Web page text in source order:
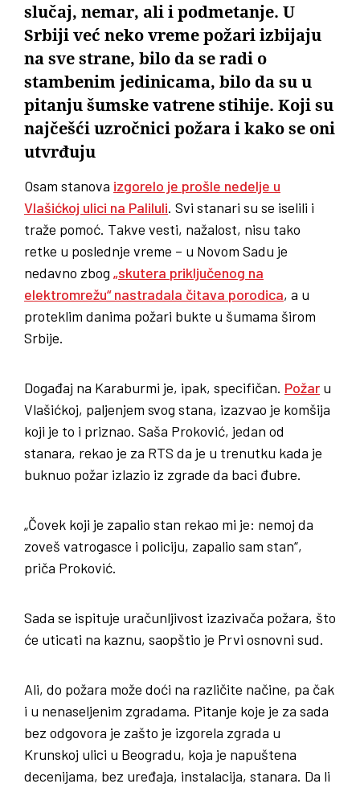
slučaj, nemar, ali i podmetanje. U
Srbiji već neko vreme požari izbijaju
na sve strane, bilo da se radi o
stambenim jedinicama, bilo da su u
pitanju šumske vatrene stihije. Koji su
najčešći uzročnici požara i kako se oni
utvrđuju
Osam stanova izgorelo je prošle nedelje u
Vlašićkoj ulici na Paliluli. Svi stanari su se iselili i
traže pomoć. Takve vesti, nažalost, nisu tako
retke u poslednje vreme – u Novom Sadu je
nedavno zbog „skutera priključenog na
elektromrežu“ nastradala čitava porodica, a u
proteklim danima požari bukte u šumama širom
Srbije.
Događaj na Karaburmi je, ipak, specifičan. Požar u
Vlašićkoj, paljenjem svog stana, izazvao je komšija
koji je to i priznao. Saša Proković, jedan od
stanara, rekao je za RTS da je u trenutku kada je
buknuo požar izlazio iz zgrade da baci đubre.
„Čovek koji je zapalio stan rekao mi je: nemoj da
zoveš vatrogasce i policiju, zapalio sam stan“,
priča Proković.
Sada se ispituje uračunljivost izazivača požara, što
će uticati na kaznu, saopštio je Prvi osnovni sud.
Ali, do požara može doći na različite načine, pa čak
i u nenaseljenim zgradama. Pitanje koje je za sada
bez odgovora je zašto je izgorela zgrada u
Krunskoj ulici u Beogradu, koja je napuštena
decenijama, bez uređaja, instalacija, stanara. Da li